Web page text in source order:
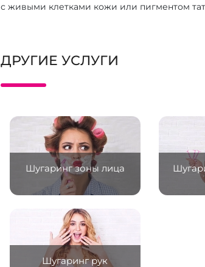
с живыми клетками кожи или пигментом
ДРУГИЕ УСЛУГИ
Шугаринг зоны лица
Шугаринг рук